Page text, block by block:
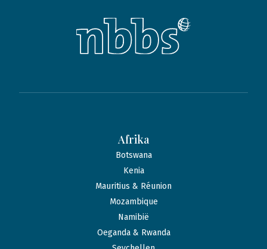
Afrika
Botswana
Kenia
Mauritius & Réunion
Mozambique
Namibië
Oeganda & Rwanda